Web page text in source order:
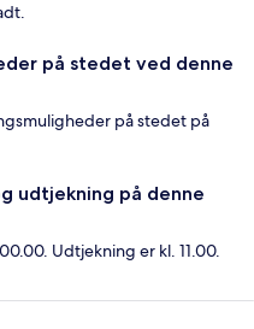
på stedet ved denne
på stedet på
udtjekning på denne
Udtjekning er kl. 11.00.